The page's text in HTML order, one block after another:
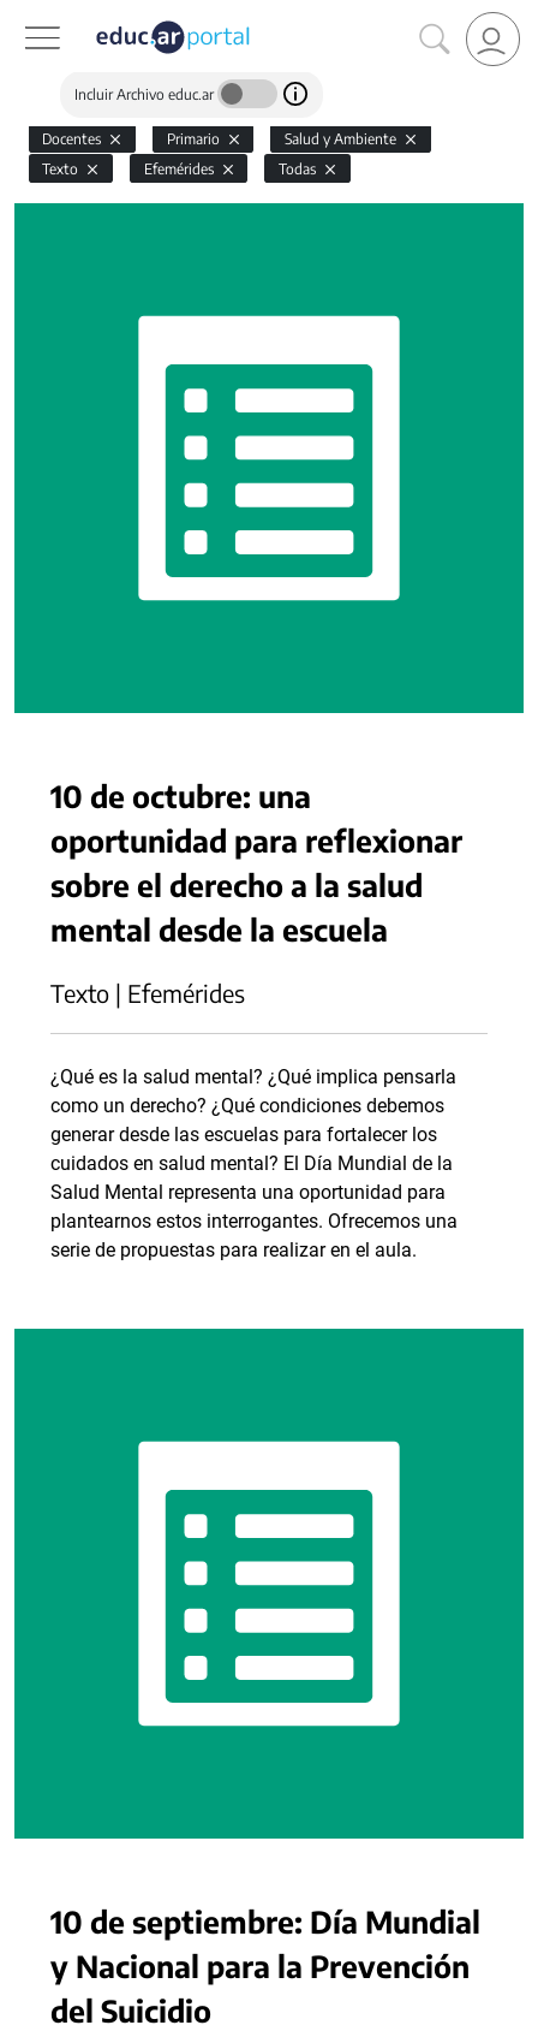
Incluir Archivo educ.ar
Docentes Primario
Salud y Ambiente
Texto
Efemérides Todas
10 de octubre: una
oportunidad para reflexionar
sobre el derecho a la salud
mental desde la escuela
Texto | Efemérides
¿Qué es la salud mental? ¿Qué implica pensarla
como un derecho? ¿Qué condiciones debemos
generar desde las escuelas para fortalecer los
cuidados en salud mental? El Día Mundial de la
Salud Mental representa una oportunidad para
plantearnos estos interrogantes. Ofrecemos una
serie de propuestas para realizar en el aula.
10 de septiembre: Día Mundial
y Nacional para la Prevención
del Suicidio